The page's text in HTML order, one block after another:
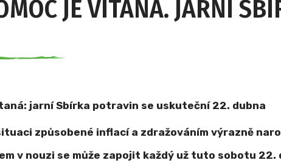
JE VÍTANÁ. JARNÍ
jarní Sbírka potravin se uskuteční 22. dubna
způsobené inflací a zdražováním výrazně
v nouzi se může zapojit každý už tuto sobotu 22.